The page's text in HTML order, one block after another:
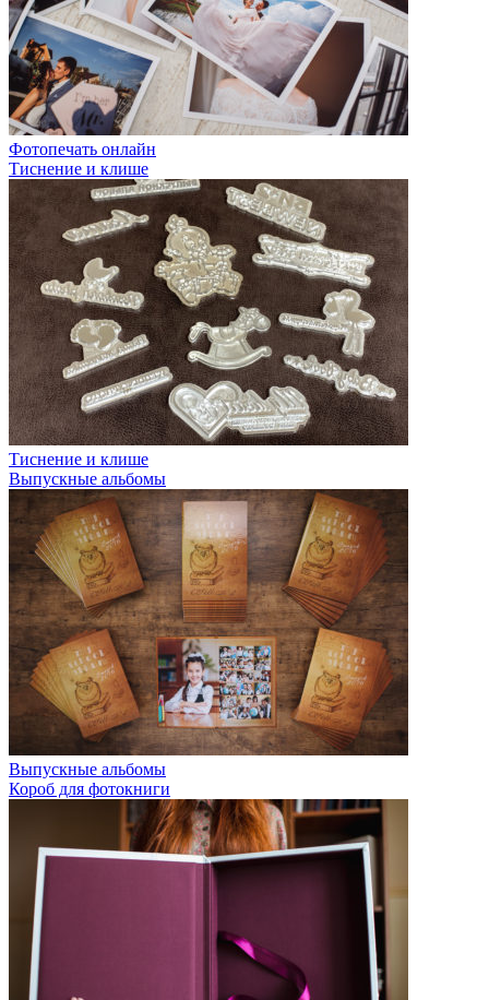
Фотопечать онлайн
Тиснение и клише
Тиснение и клише
Выпускные альбомы
Выпускные альбомы
Короб для фотокниги